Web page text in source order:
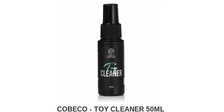
COBECO - TOY CLEANER 50ML